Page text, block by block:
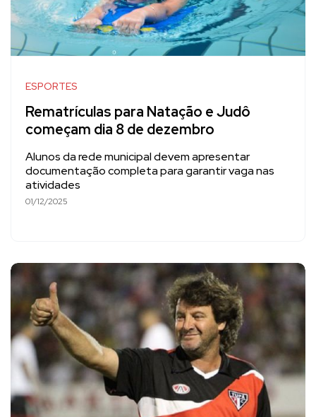
ESPORTES
Rematrículas para Natação e Judô
começam dia 8 de dezembro
Alunos da rede municipal devem apresentar
documentação completa para garantir vaga nas
atividades
01/12/2025